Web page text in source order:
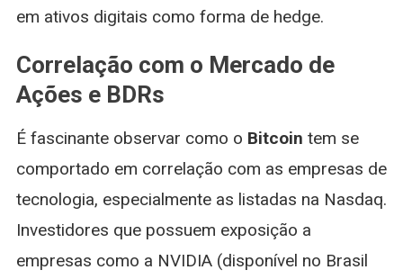
em ativos digitais como forma de hedge.
Correlação com o Mercado de
Ações e BDRs
É fascinante observar como o Bitcoin tem se
comportado em correlação com as empresas de
tecnologia, especialmente as listadas na Nasdaq.
Investidores que possuem exposição a
empresas como a NVIDIA (disponível no Brasil